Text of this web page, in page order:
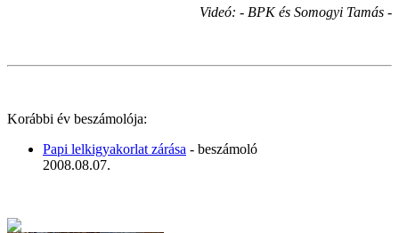
Videó: - BPK és Somogyi Tamás -
Korábbi év beszámolója:
Papi lelkigyakorlat zárása - beszámoló
2008.08.07.